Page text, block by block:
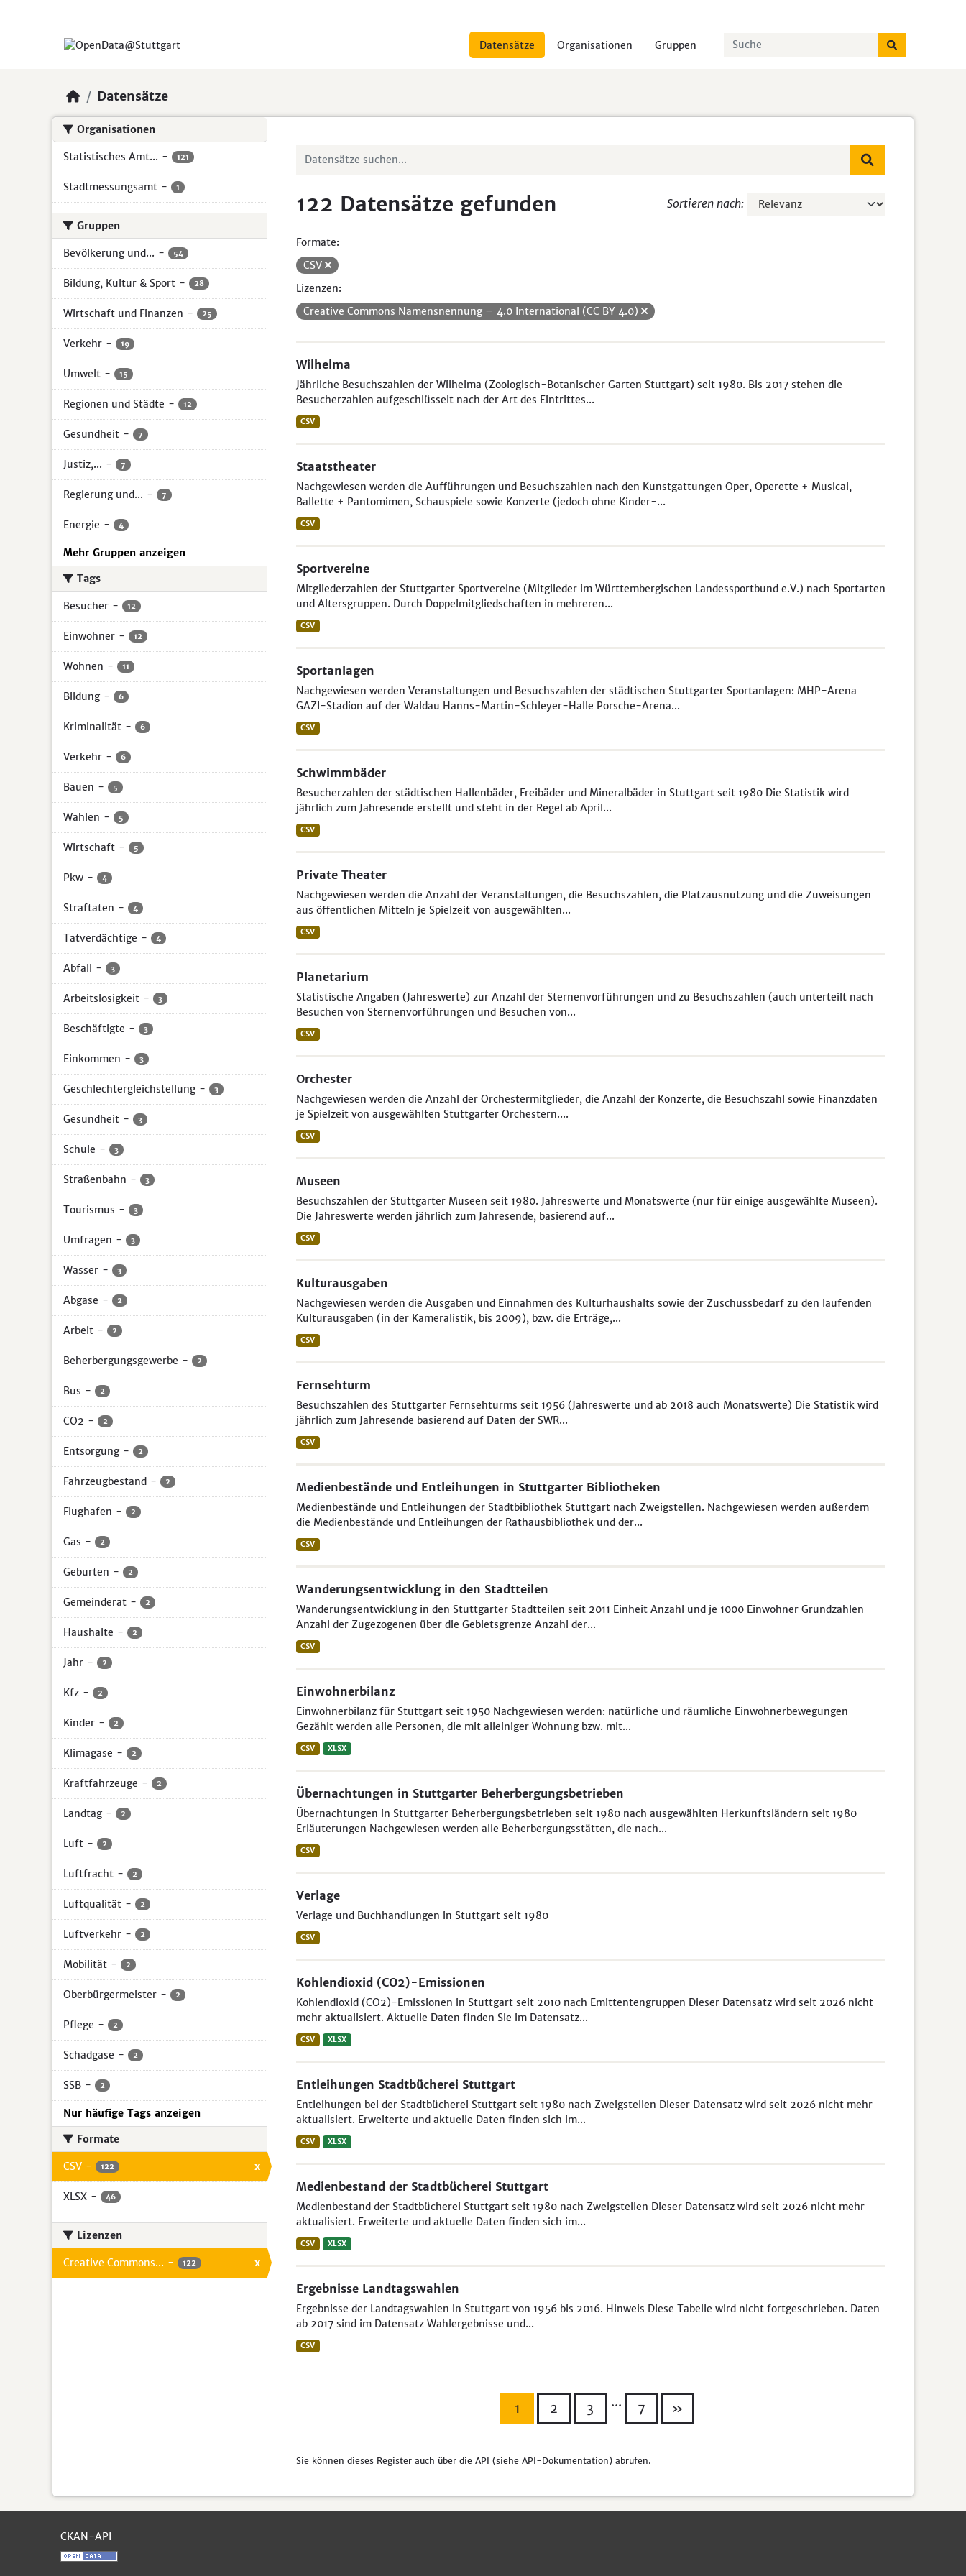
Datensätze Organisationen Gruppen
Datensätze
Organisationen
Statistisches Amt... - 121
Stadtmessungsamt - 1
Gruppen
Bevölkerung und... - 54
Bildung, Kultur & Sport - 28
Wirtschaft und Finanzen - 25
Verkehr - 19
Umwelt - 15
Regionen und Städte - 12
Gesundheit - 7
Justiz,... - 7
Regierung und... - 7
Energie - 4
Mehr Gruppen anzeigen
Tags
Besucher - 12
Einwohner - 12
Wohnen - 11
Bildung - 6
Kriminalität - 6
Verkehr - 6
Bauen - 5
Wahlen - 5
Wirtschaft - 5
Pkw - 4
Straftaten - 4
Tatverdächtige - 4
Abfall - 3
Arbeitslosigkeit - 3
Beschäftigte - 3
Einkommen - 3
Geschlechtergleichstellung - 3
Gesundheit - 3
Schule - 3
Straßenbahn - 3
Tourismus - 3
Umfragen - 3
Wasser - 3
Abgase - 2
Arbeit - 2
Beherbergungsgewerbe - 2
Bus - 2
CO2 - 2
Entsorgung - 2
Fahrzeugbestand - 2
Flughafen - 2
Gas - 2
Geburten - 2
Gemeinderat - 2
Haushalte - 2
Jahr - 2
Kfz - 2
Kinder - 2
Klimagase - 2
Kraftfahrzeuge - 2
Landtag - 2
Luft - 2
Luftfracht - 2
Luftqualität - 2
Luftverkehr - 2
Mobilität - 2
Oberbürgermeister - 2
Pflege - 2
Schadgase - 2
SSB - 2
Nur häufige Tags anzeigen
Formate
CSV - 122 x
XLSX - 46
Lizenzen
Creative Commons... - 122 x
Sortieren nach
122 Datensätze gefunden
Formate:
CSV
Lizenzen:
Creative Commons Namensnennung – 4.0 International (CC BY 4.0)
Wilhelma
Jährliche Besuchszahlen der Wilhelma (Zoologisch-Botanischer Garten Stuttgart) seit 1980. Bis 2017 stehen die
Besucherzahlen aufgeschlüsselt nach der Art des Eintrittes...
CSV
Staatstheater
Nachgewiesen werden die Aufführungen und Besuchszahlen nach den Kunstgattungen Oper, Operette + Musical,
Ballette + Pantomimen, Schauspiele sowie Konzerte (jedoch ohne Kinder-...
CSV
Sportvereine
Mitgliederzahlen der Stuttgarter Sportvereine (Mitglieder im Württembergischen Landessportbund e.V.) nach Sportarten
und Altersgruppen. Durch Doppelmitgliedschaften in mehreren...
CSV
Sportanlagen
Nachgewiesen werden Veranstaltungen und Besuchszahlen der städtischen Stuttgarter Sportanlagen: MHP-Arena
GAZI-Stadion auf der Waldau Hanns-Martin-Schleyer-Halle Porsche-Arena...
CSV
Schwimmbäder
Besucherzahlen der städtischen Hallenbäder, Freibäder und Mineralbäder in Stuttgart seit 1980 Die Statistik wird
jährlich zum Jahresende erstellt und steht in der Regel ab April...
CSV
Private Theater
Nachgewiesen werden die Anzahl der Veranstaltungen, die Besuchszahlen, die Platzausnutzung und die Zuweisungen
aus öffentlichen Mitteln je Spielzeit von ausgewählten...
CSV
Planetarium
Statistische Angaben (Jahreswerte) zur Anzahl der Sternenvorführungen und zu Besuchszahlen (auch unterteilt nach
Besuchen von Sternenvorführungen und Besuchen von...
CSV
Orchester
Nachgewiesen werden die Anzahl der Orchestermitglieder, die Anzahl der Konzerte, die Besuchszahl sowie Finanzdaten
je Spielzeit von ausgewählten Stuttgarter Orchestern....
CSV
Museen
Besuchszahlen der Stuttgarter Museen seit 1980. Jahreswerte und Monatswerte (nur für einige ausgewählte Museen).
Die Jahreswerte werden jährlich zum Jahresende, basierend auf...
CSV
Kulturausgaben
Nachgewiesen werden die Ausgaben und Einnahmen des Kulturhaushalts sowie der Zuschussbedarf zu den laufenden
Kulturausgaben (in der Kameralistik, bis 2009), bzw. die Erträge,...
CSV
Fernsehturm
Besuchszahlen des Stuttgarter Fernsehturms seit 1956 (Jahreswerte und ab 2018 auch Monatswerte) Die Statistik wird
jährlich zum Jahresende basierend auf Daten der SWR...
CSV
Medienbestände und Entleihungen in Stuttgarter Bibliotheken
Medienbestände und Entleihungen der Stadtbibliothek Stuttgart nach Zweigstellen. Nachgewiesen werden außerdem
die Medienbestände und Entleihungen der Rathausbibliothek und der...
CSV
Wanderungsentwicklung in den Stadtteilen
Wanderungsentwicklung in den Stuttgarter Stadtteilen seit 2011 Einheit Anzahl und je 1000 Einwohner Grundzahlen
Anzahl der Zugezogenen über die Gebietsgrenze Anzahl der...
CSV
Einwohnerbilanz
Einwohnerbilanz für Stuttgart seit 1950 Nachgewiesen werden: natürliche und räumliche Einwohnerbewegungen
Gezählt werden alle Personen, die mit alleiniger Wohnung bzw. mit...
CSV XLSX
Übernachtungen in Stuttgarter Beherbergungsbetrieben
Übernachtungen in Stuttgarter Beherbergungsbetrieben seit 1980 nach ausgewählten Herkunftsländern seit 1980
Erläuterungen Nachgewiesen werden alle Beherbergungsstätten, die nach...
CSV
Verlage
Verlage und Buchhandlungen in Stuttgart seit 1980
CSV
Kohlendioxid (CO2)-Emissionen
Kohlendioxid (CO2)-Emissionen in Stuttgart seit 2010 nach Emittentengruppen Dieser Datensatz wird seit 2026 nicht
mehr aktualisiert. Aktuelle Daten finden Sie im Datensatz...
CSV XLSX
Entleihungen Stadtbücherei Stuttgart
Entleihungen bei der Stadtbücherei Stuttgart seit 1980 nach Zweigstellen Dieser Datensatz wird seit 2026 nicht mehr
aktualisiert. Erweiterte und aktuelle Daten finden sich im...
CSV XLSX
Medienbestand der Stadtbücherei Stuttgart
Medienbestand der Stadtbücherei Stuttgart seit 1980 nach Zweigstellen Dieser Datensatz wird seit 2026 nicht mehr
aktualisiert. Erweiterte und aktuelle Daten finden sich im...
CSV XLSX
Ergebnisse Landtagswahlen
Ergebnisse der Landtagswahlen in Stuttgart von 1956 bis 2016. Hinweis Diese Tabelle wird nicht fortgeschrieben. Daten
ab 2017 sind im Datensatz Wahlergebnisse und...
CSV
1 2 3 ... 7 »
Sie können dieses Register auch über die API (siehe API-Dokumentation) abrufen.
CKAN-API